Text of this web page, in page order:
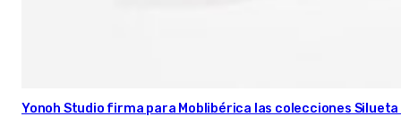
Yonoh Studio firma para Moblibérica las colecciones Silueta